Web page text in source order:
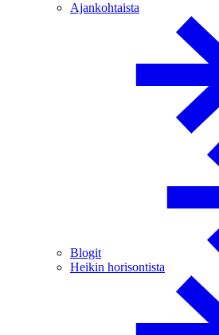
Ajankohtaista
Blogit
Heikin horisontista